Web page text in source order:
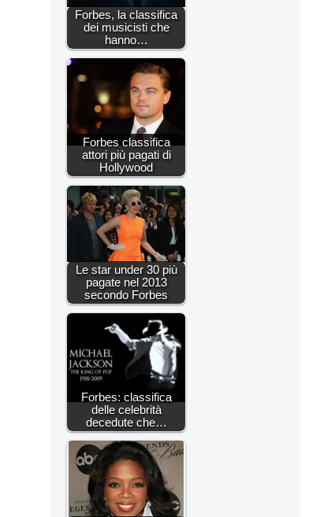
Forbes, la classifica
dei musicisti che
hanno…
Forbes classifica
attori più pagati di
Hollywood
Le star under 30 più
pagate nel 2013
secondo Forbes
Forbes: classifica
delle celebrità
decedute che…